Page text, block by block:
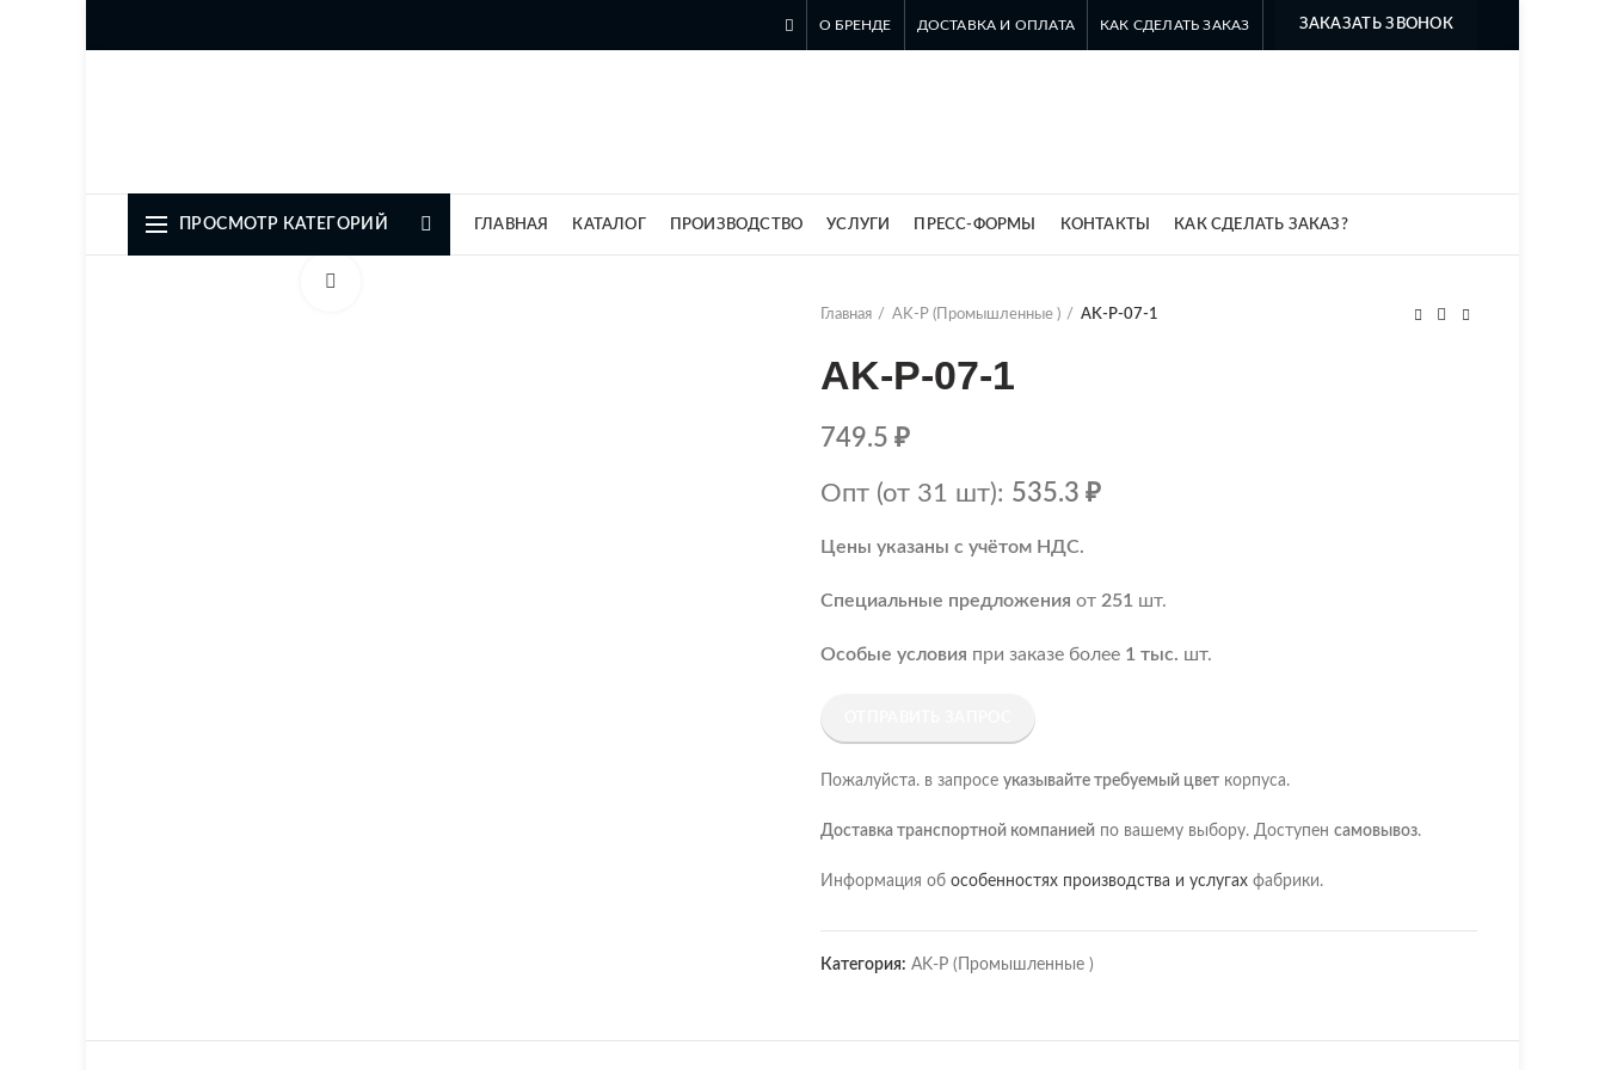
О БРЕНДЕ ДОСТАВКА И ОПЛАТА КАК СДЕЛАТЬ ЗАКАЗ ЗАКАЗАТЬ ЗВОНОК
ПРОСМОТР КАТЕГОРИЙ ГЛАВНАЯ КАТАЛОГ ПРОИЗВОДСТВО УСЛУГИ ПРЕСС-ФОРМЫ КОНТАКТЫ КАК СДЕЛАТЬ ЗАКАЗ?
Главная AK-P (Промышленные ) AK-P-07-1
AK-P-07-1
749.5 ₽
Опт (от 31 шт): 535.3 ₽
Цены указаны с учётом НДС.
Специальные предложения от 251 шт.
Особые условия при заказе более 1 тыс. шт.
Пожалуйста. в запросе указывайте требуемый цвет корпуса.
Доставка транспортной компанией по вашему выбору. Доступен самовывоз.
Информация об особенностях производства и услугах фабрики.
Категория: AK-P (Промышленные )